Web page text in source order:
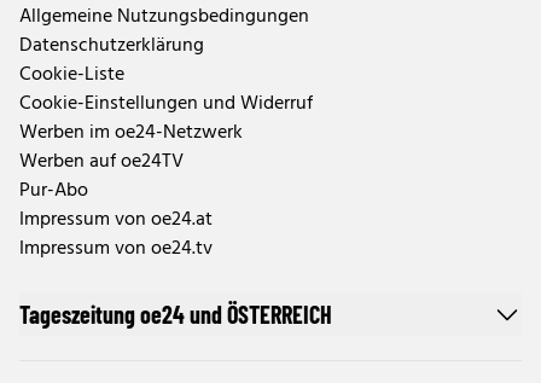
Allgemeine Nutzungsbedingungen
Datenschutzerklärung
Cookie-Liste
Cookie-Einstellungen und Widerruf
Werben im oe24-Netzwerk
Werben auf oe24TV
Pur-Abo
Impressum von oe24.at
Impressum von oe24.tv
Tageszeitung oe24 und ÖSTERREICH